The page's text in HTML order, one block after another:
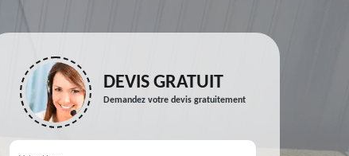
DEVIS GRATUIT
Demandez votre devis gratuitement